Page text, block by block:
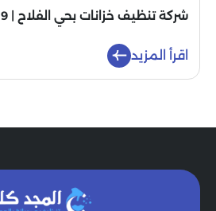
شركة تنظيف خزانات بحي الفلاح | 0554016419
اقرأ المزيد